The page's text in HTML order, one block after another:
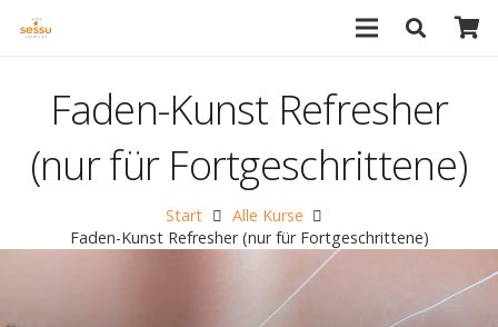
Faden-Kunst Refresher
(nur für Fortgeschrittene)
Start
Alle Kurse
Faden-Kunst Refresher (nur für Fortgeschrittene)